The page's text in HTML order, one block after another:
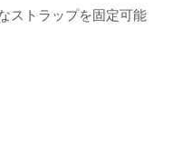
ストラップを固定可能